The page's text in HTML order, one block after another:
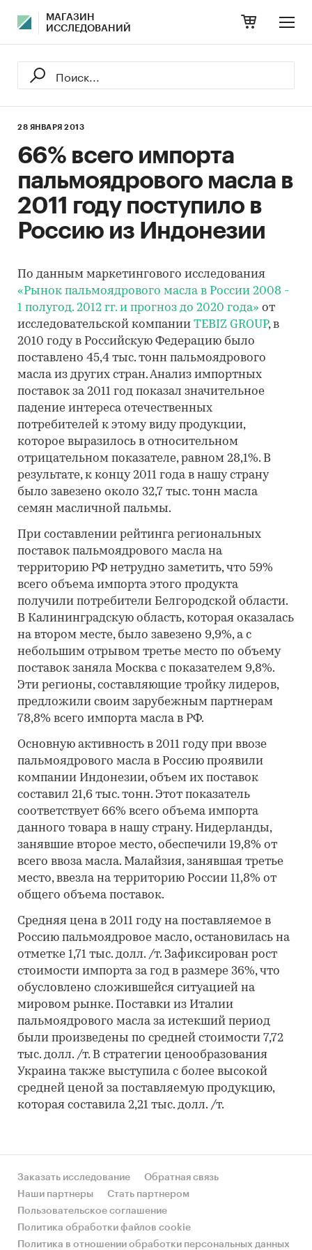
МАГАЗИН
ИССЛЕДОВАНИЙ
28 ЯНВАРЯ 2013
66% всего импорта
пальмоядрового масла в
2011 году поступило в
Россию из Индонезии
По данным маркетингового исследования
«Рынок пальмоядрового масла в России 2008 -
1 полугод. 2012 гг. и прогноз до 2020 года» от
исследовательской компании TEBIZ GROUP, в
2010 году в Российскую Федерацию было
поставлено 45,4 тыс. тонн пальмоядрового
масла из других стран. Анализ импортных
поставок за 2011 год показал значительное
падение интереса отечественных
потребителей к этому виду продукции,
которое выразилось в относительном
отрицательном показателе, равном 28,1%. В
результате, к концу 2011 года в нашу страну
было завезено около 32,7 тыс. тонн масла
семян масличной пальмы.
При составлении рейтинга региональных
поставок пальмоядрового масла на
территорию РФ нетрудно заметить, что 59%
всего объема импорта этого продукта
получили потребители Белгородской области.
В Калининградскую область, которая оказалась
на втором месте, было завезено 9,9%, а с
небольшим отрывом третье место по объему
поставок заняла Москва с показателем 9,8%.
Эти регионы, составляющие тройку лидеров,
предложили своим зарубежным партнерам
78,8% всего импорта масла в РФ.
Основную активность в 2011 году при ввозе
пальмоядрового масла в Россию проявили
компании Индонезии, объем их поставок
составил 21,6 тыс. тонн. Этот показатель
соответствует 66% всего объема импорта
данного товара в нашу страну. Нидерланды,
занявшие второе место, обеспечили 19,8% от
всего ввоза масла. Малайзия, занявшая третье
место, ввезла на территорию России 11,8% от
общего объема поставок.
Средняя цена в 2011 году на поставляемое в
Россию пальмоядровое масло, остановилась на
отметке 1,71 тыс. долл. /т. Зафиксирован рост
стоимости импорта за год в размере 36%, что
обусловлено сложившейся ситуацией на
мировом рынке. Поставки из Италии
пальмоядрового масла за истекший период
были произведены по средней стоимости 7,72
тыс. долл. /т. В стратегии ценообразования
Украина также выступила с более высокой
средней ценой за поставляемую продукцию,
которая составила 2,21 тыс. долл. /т.
Заказать исследование
Обратная связь
Наши партнеры
Стать партнером
Пользовательское соглашение
Политика обработки файлов cookie
Политика в отношении обработки персональных данных